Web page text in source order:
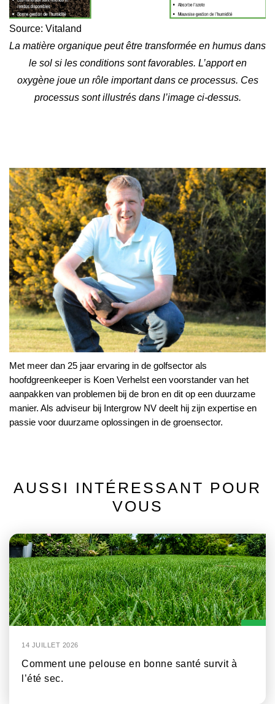
Source: Vitaland
La matière organique peut être transformée en humus dans
le sol si les conditions sont favorables. L’apport en
oxygène joue un rôle important dans ce processus. Ces
processus sont illustrés dans l’image ci-dessus.
Met meer dan 25 jaar ervaring in de golfsector als
hoofdgreenkeeper is Koen Verhelst een voorstander van het
aanpakken van problemen bij de bron en dit op een duurzame
manier. Als adviseur bij Intergrow NV deelt hij zijn expertise en
passie voor duurzame oplossingen in de groensector.
AUSSI INTÉRESSANT POUR
VOUS
14 JUILLET 2026
Comment une pelouse en bonne santé survit à
l’été sec.